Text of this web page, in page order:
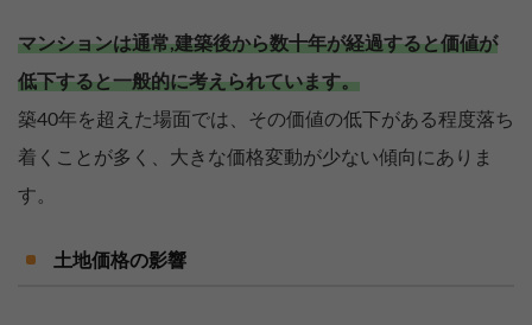
マンションは通常,建築後から数十年が経過すると価値が
低下すると一般的に考えられています。
築40年を超えた場面では、その価値の低下がある程度落ち
着くことが多く、大きな価格変動が少ない傾向にありま
す。
土地価格の影響